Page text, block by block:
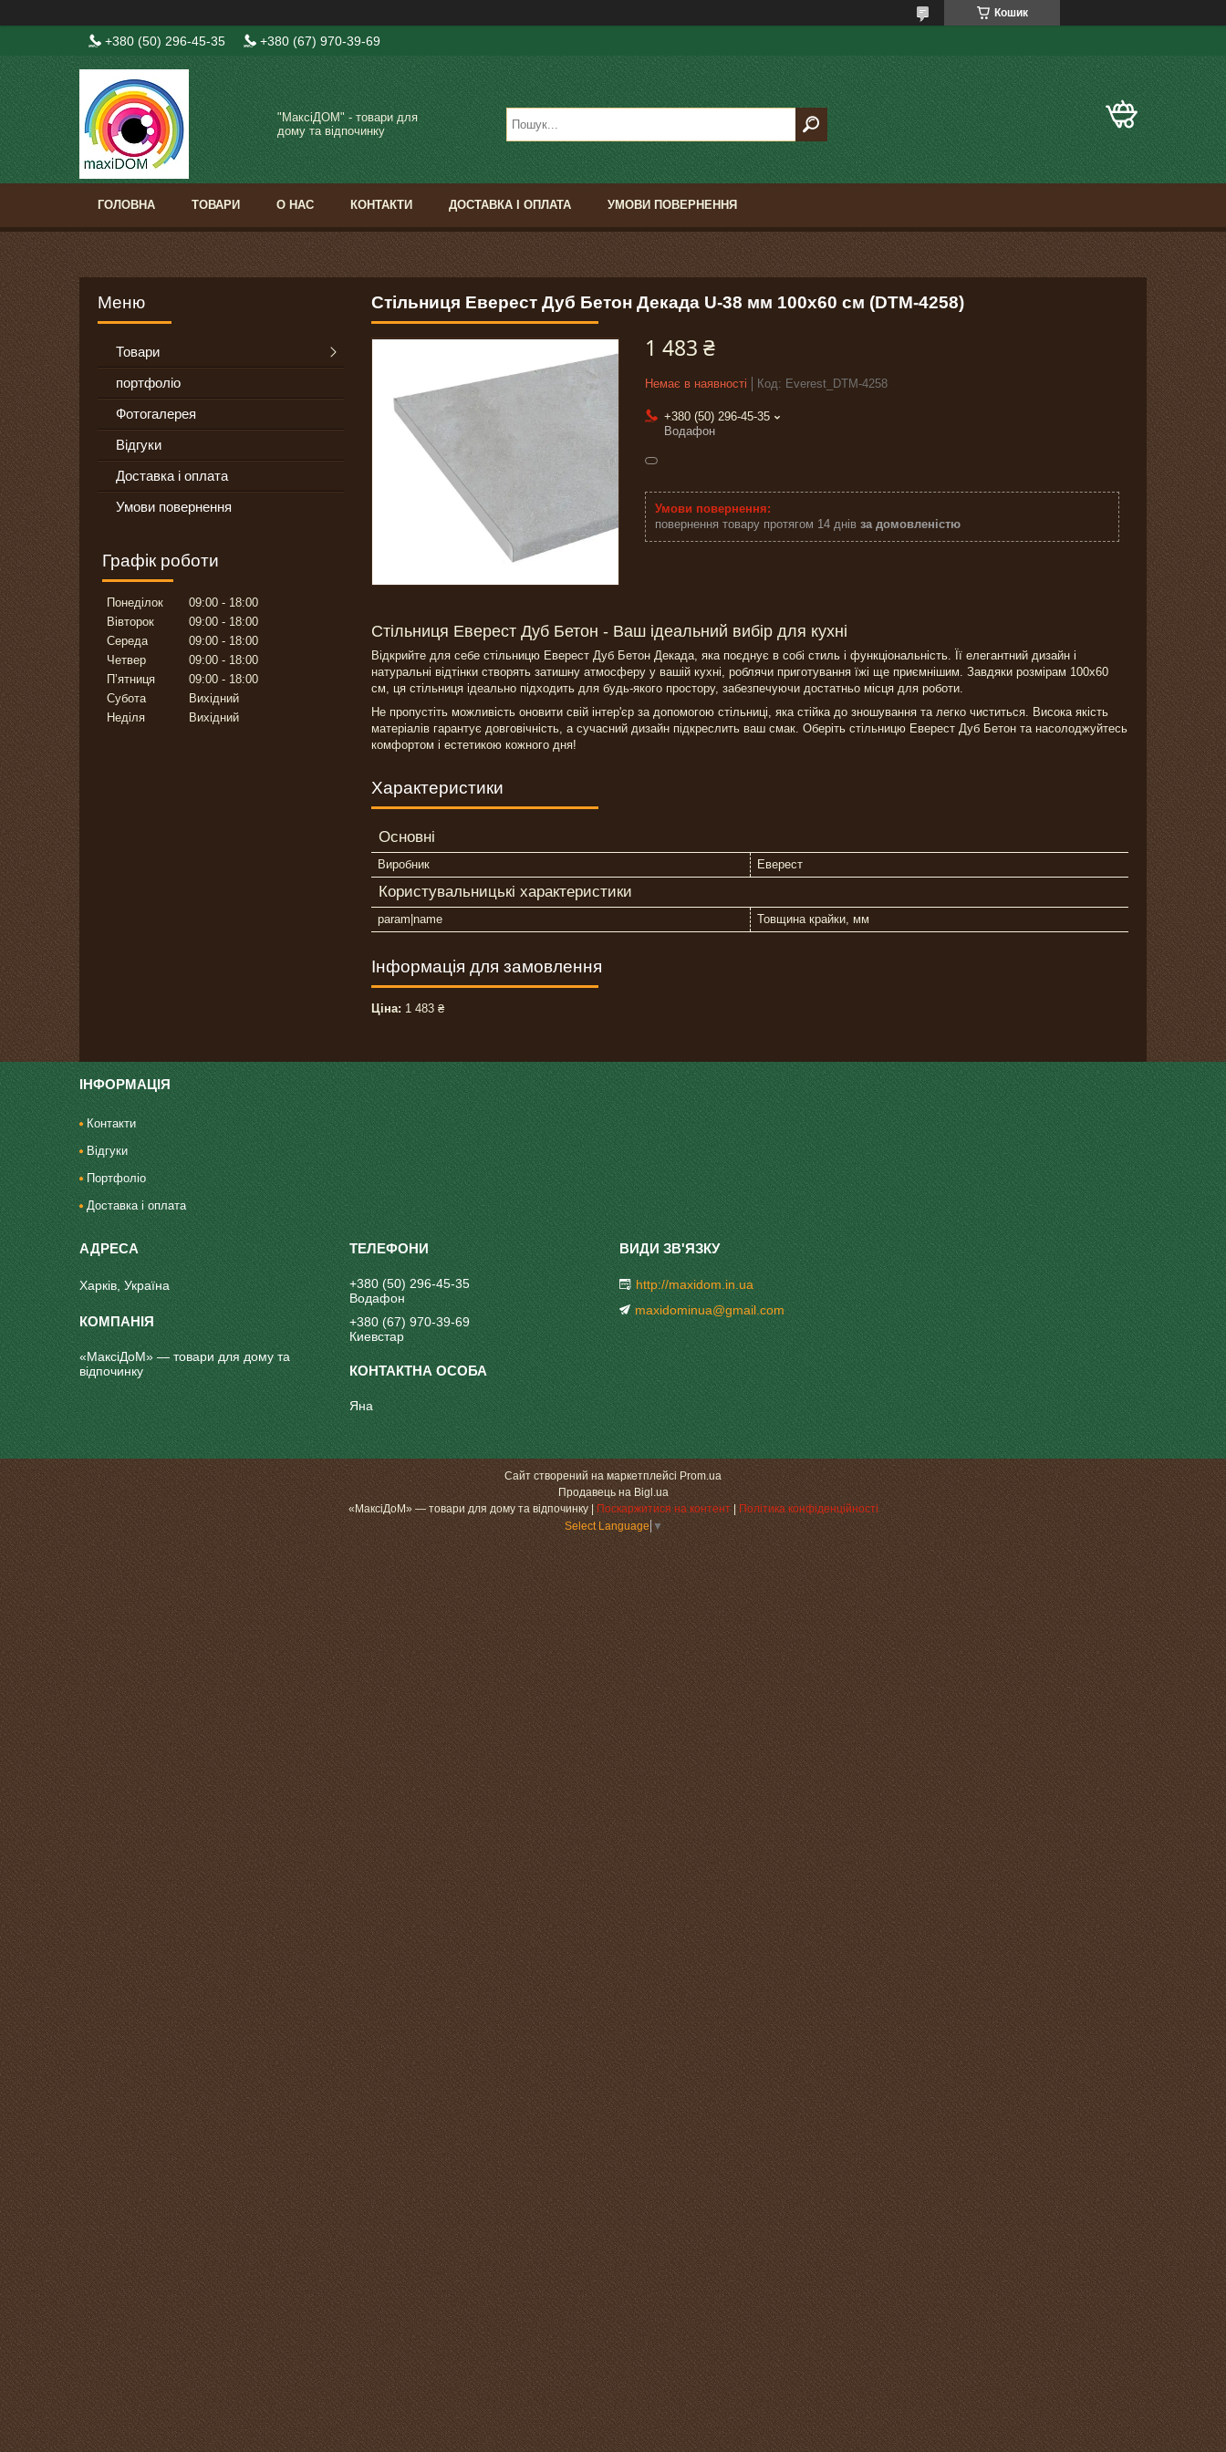
Кошик
+380 (50) 296-45-35 +380 (67) 970-39-69
"МаксіДОМ" - товари для
дому та відпочинку
ГОЛОВНА ТОВАРИ О НАС КОНТАКТИ ДОСТАВКА І ОПЛАТА УМОВИ ПОВЕРНЕННЯ
Стільниця Еверест Дуб Бетон Декада U-38 мм 100х60 см (DTM-4258)
1 483 ₴
Немає в наявності Код: Everest_DTM-4258
+380 (50) 296-45-35
Водафон
повернення товару протягом 14 днів за домовленістю
Стільниця Еверест Дуб Бетон - Ваш ідеальний вибір для кухні
Відкрийте для себе стільницю Еверест Дуб Бетон Декада, яка поєднує в собі стиль і функціональність. Її елегантний дизайн і
натуральні відтінки створять затишну атмосферу у вашій кухні, роблячи приготування їжі ще приємнішим. Завдяки розмірам 100х60
см, ця стільниця ідеально підходить для будь-якого простору, забезпечуючи достатньо місця для роботи.
Не пропустіть можливість оновити свій інтер'єр за допомогою стільниці, яка стійка до зношування та легко чиститься. Висока якість
матеріалів гарантує довговічність, а сучасний дизайн підкреслить ваш смак. Оберіть стільницю Еверест Дуб Бетон та насолоджуйтесь
комфортом і естетикою кожного дня!
Характеристики
Основні
Виробник Еверест
Користувальницькі характеристики
param|name Товщина крайки, мм
Інформація для замовлення
Ціна: 1 483 ₴
Товари
портфоліо
Фотогалерея
Відгуки
Доставка і оплата
Умови повернення
Графік роботи
Понеділок 09:00
18:00
Вівторок
09:00
18:00
Середа
09:00
18:00
Четвер
09:00
18:00
Пʼятниця
09:00
18:00
Субота
Вихідний
Неділя
Вихідний
ІНФОРМАЦІЯ
Контакти
Відгуки
Портфоліо
Доставка і оплата
Харків, Україна
«МаксіДоМ» — товари для дому та
відпочинку
+380 (50) 296-45-35
Водафон
+380 (67) 970-39-69
Киевстар
Яна
http://maxidom.in.ua
maxidominua@gmail.com
Сайт створений на маркетплейсі Prom.ua
Продавець на Bigl.ua
Поскаржитися на контент |Політика конфіденційності
Select Language ▼